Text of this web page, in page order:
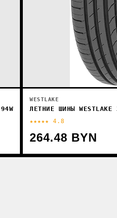
WESTLAKE
ЛЕТНИЕ ШИНЫ
★★★★★ 4.8
264.48 BYN